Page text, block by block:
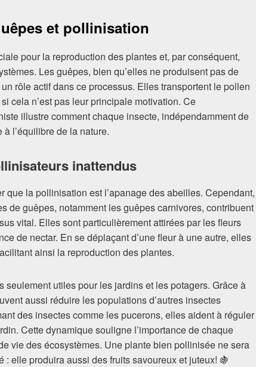
et pollinisation
pour la reproduction des plantes et, par conséquent,
Les guêpes, bien qu’elles ne produisent pas de
rôle actif dans ce processus. Elles transportent le pollen
cela n’est pas leur principale motivation. Ce
illustre comment chaque insecte, indépendamment de
l’équilibre de la nature.
inattendus
que la pollinisation est l’apanage des abeilles. Cependant,
de guêpes, notamment les guêpes carnivores, contribuent
vital. Elles sont particulièrement attirées par les fleurs
de nectar. En se déplaçant d’une fleur à une autre, elles
ainsi la reproduction des plantes.
seulement utiles pour les jardins et les potagers. Grâce à
aussi réduire les populations d’autres insectes
des insectes comme les pucerons, elles aident à réguler
Cette dynamique souligne l’importance de chaque
vie des écosystèmes. Une plante bien pollinisée ne sera
: elle produira aussi des fruits savoureux et juteux! 🍇